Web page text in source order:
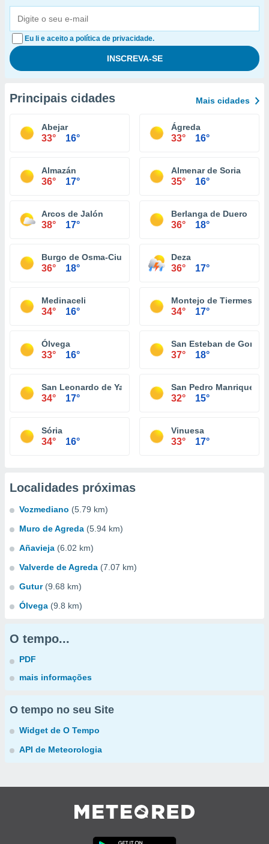
Eu li e aceito a política de privacidade.
Principais cidades Mais cidades
Abejar
33° 16°
Ágreda
33° 16°
Almazán
36° 17°
Almenar de Soria
35° 16°
Arcos de Jalón
38° 17°
Berlanga de Duero
36° 18°
Burgo de Osma-Ciudad de Osma
36° 18°
Deza
36° 17°
Medinaceli
34° 16°
Montejo de Tiermes
34° 17°
Ólvega
33° 16°
San Esteban de Gormaz
37° 18°
San Leonardo de Yagüe
34° 17°
San Pedro Manrique
32° 15°
Sória
34° 16°
Vinuesa
33° 17°
Localidades próximas
Vozmediano (5.79 km)
Muro de Agreda (5.94 km)
Añavieja (6.02 km)
Valverde de Agreda (7.07 km)
Gutur (9.68 km)
Ólvega (9.8 km)
O tempo...
PDF
mais informações
O tempo no seu Site
Widget de O Tempo
API de Meteorologia